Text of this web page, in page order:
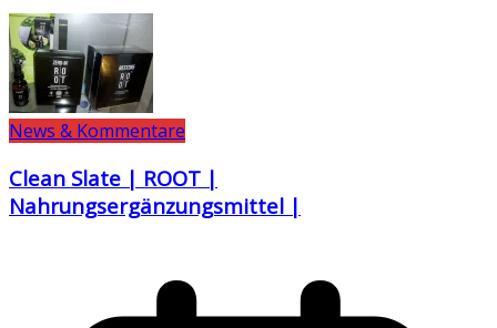
News & Kommentare
Clean Slate | ROOT |
Nahrungsergänzungsmittel |